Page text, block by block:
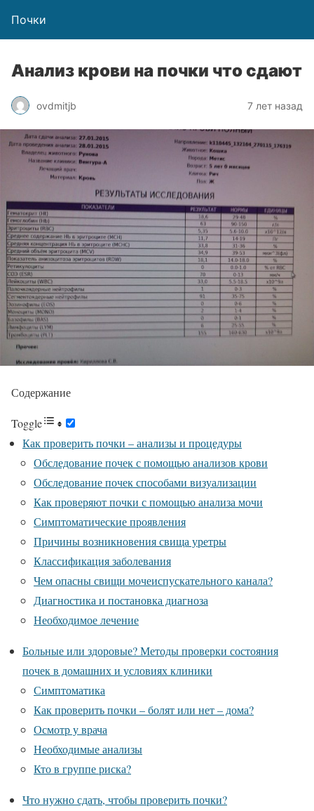
Почки
Анализ крови на почки что сдают
ovdmitjb 7 лет назад
Содержание
Toggle
Как проверить почки – анализы и процедуры
Обследование почек с помощью анализов крови
Обследование почек способами визуализации
Как проверяют почки с помощью анализа мочи
Симптоматические проявления
Причины возникновения свища уретры
Классификация заболевания
Чем опасны свищи мочеиспускательного канала?
Диагностика и постановка диагноза
Необходимое лечение
Больные или здоровые? Методы проверки состояния
почек в домашних и условиях клиники
Симптоматика
Как проверить почки – болят или нет – дома?
Осмотр у врача
Необходимые анализы
Кто в группе риска?
Что нужно сдать, чтобы проверить почки?